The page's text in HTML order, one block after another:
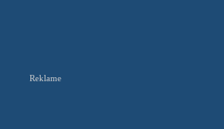
Reklame